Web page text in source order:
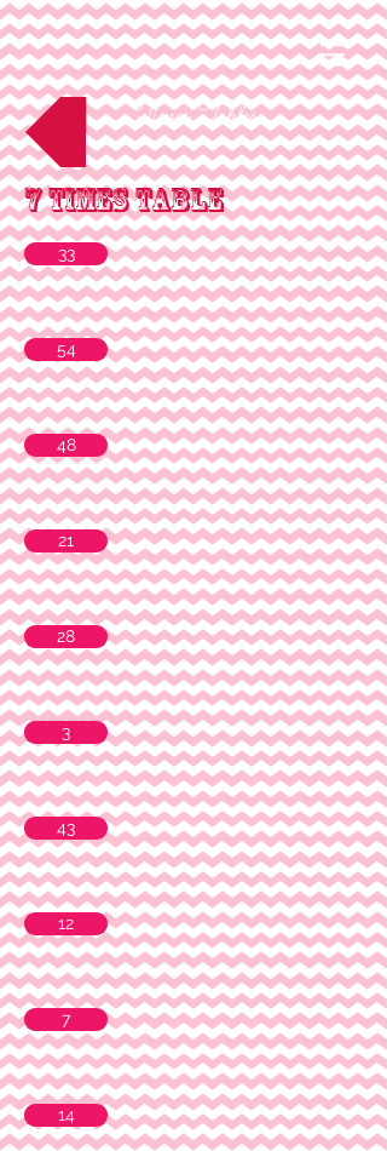
Times Tables
7
14
43
12
28
3
48
21
54
33
7 Times Table